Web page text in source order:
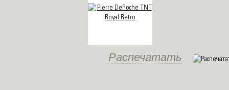
Распечатать